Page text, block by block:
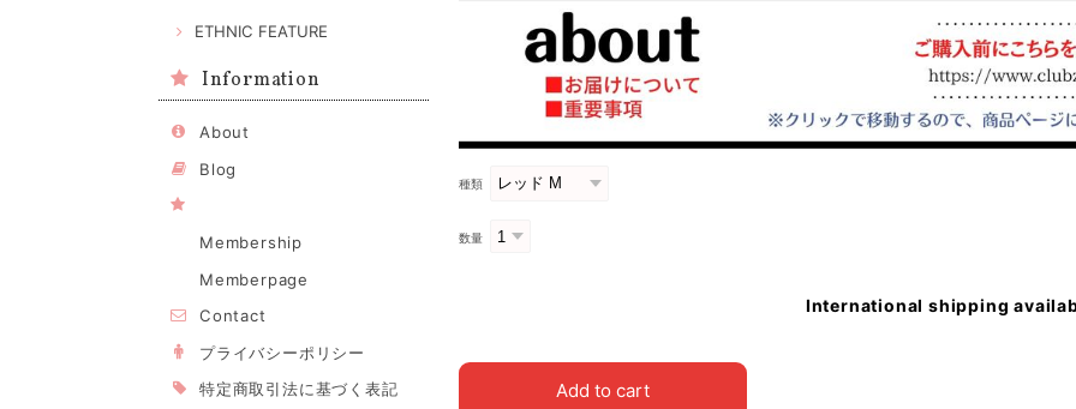
ETHNIC FEATURE
Information
About
Blog
Membership
Memberpage
Contact
プライバシーポリシー
特定商取引法に基づく表記
種類
数量
International shipping
Add to cart